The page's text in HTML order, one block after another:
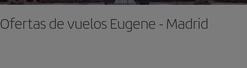
Ofertas de vuelos Eugene - Madrid